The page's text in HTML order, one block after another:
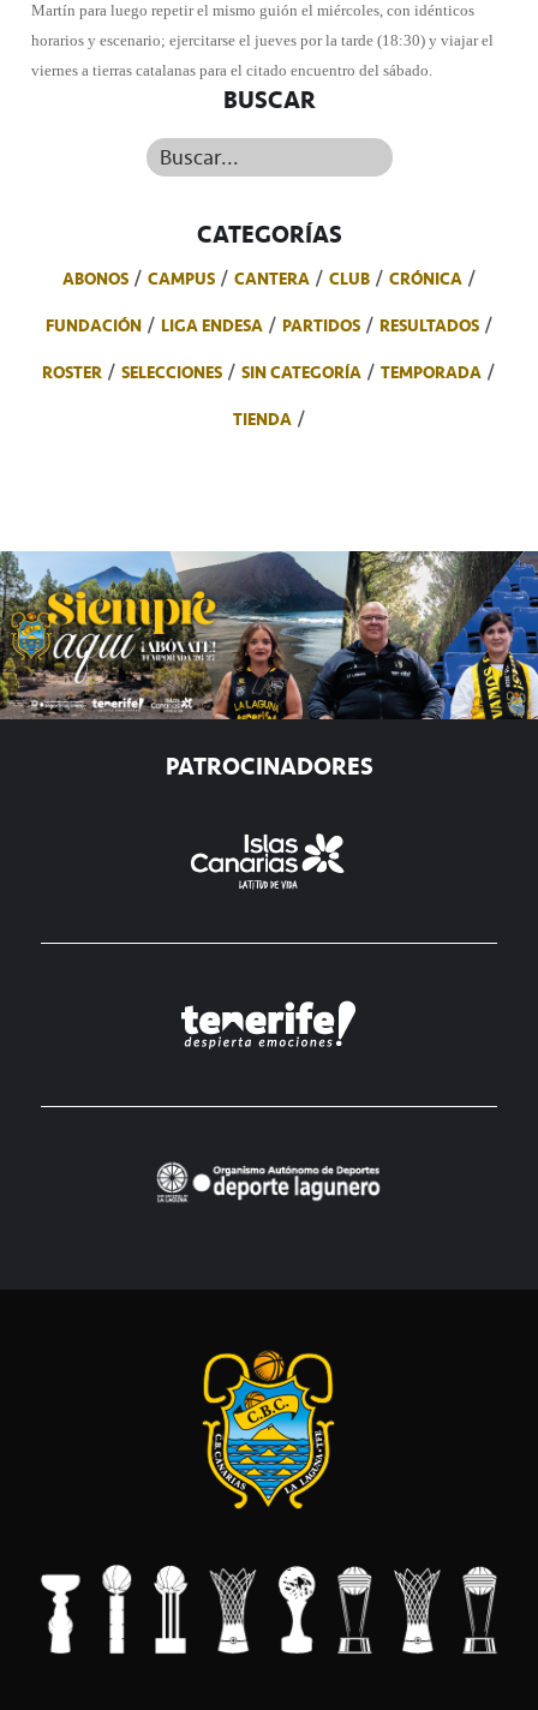
Martín para luego repetir el mismo guión el miércoles, con idénticos
horarios y escenario; ejercitarse el jueves por la tarde (18:30) y viajar el
viernes a tierras catalanas para el citado encuentro del sábado.
BUSCAR
Buscar...
CATEGORÍAS
ABONOS CAMPUS CANTERA CLUB
CRÓNICA
FUNDACIÓN
LIGA ENDESA PARTIDOS
RESULTADOS
ROSTER
SELECCIONES SIN CATEGORÍA
TEMPORADA
TIENDA
PATROCINADORES